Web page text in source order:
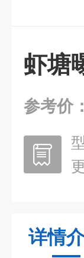
虾塘
参考价：
详情